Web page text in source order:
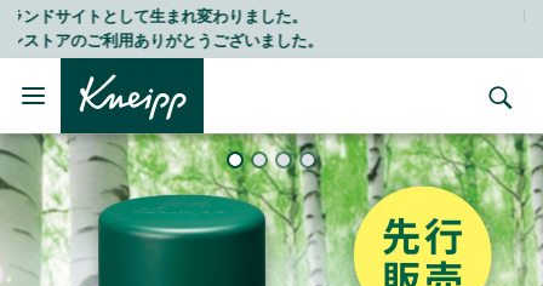
Skip to main content
Skip to footer contentLINE公式アカウントはこちら＞＞
随時最新情報をお届けします